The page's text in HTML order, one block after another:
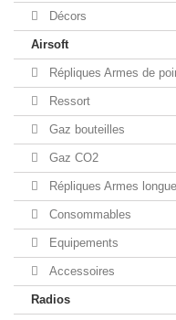
Décors
Airsoft
Répliques Armes de
Ressort
Gaz bouteilles
Gaz CO2
Répliques Armes
Consommables
Equipements
Accessoires
Radios